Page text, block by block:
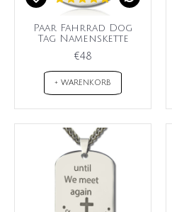
Paar Fahrrad Dog
Tag Namenskette
€48
+ WARENKORB